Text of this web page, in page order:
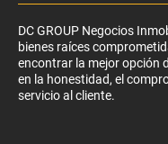
DC GROUP Negocios
bienes raíces
encontrar la mejor opción
en la honestidad, el
servicio al cliente.